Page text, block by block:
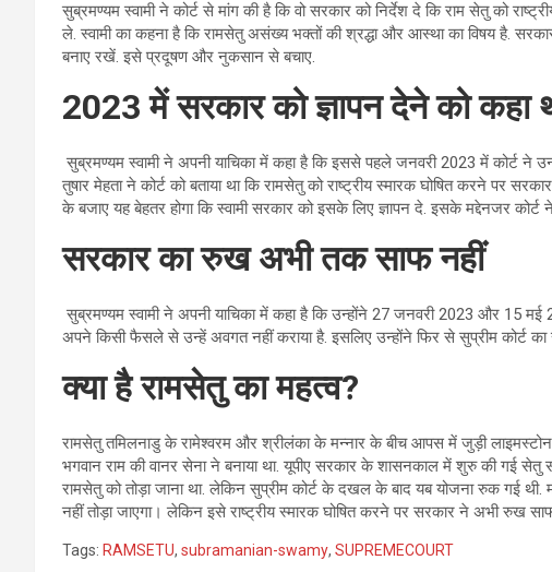
सुब्रमण्यम स्वामी ने कोर्ट से मांग की है कि वो सरकार को निर्देश दे कि राम सेतु को
ले. स्वामी का कहना है कि रामसेतु असंख्य भक्तों की श्रद्धा और आस्था का विषय है. सरकार
बनाए रखें. इसे प्रदूषण और नुकसान से बचाए.
2023 में सरकार को ज्ञापन देने को कहा
सुब्रमण्यम स्वामी ने अपनी याचिका में कहा है कि इससे पहले जनवरी 2023 में कोर्ट ने
तुषार मेहता ने कोर्ट को बताया था कि रामसेतु को राष्ट्रीय स्मारक घोषित करने पर
के बजाए यह बेहतर होगा कि स्वामी सरकार को इसके लिए ज्ञापन दे. इसके मद्देनजर कोर्ट ने
सरकार का रुख अभी तक साफ नहीं
सुब्रमण्यम स्वामी ने अपनी याचिका में कहा है कि उन्होंने 27 जनवरी 2023 और 15
अपने किसी फैसले से उन्हें अवगत नहीं कराया है. इसलिए उन्होंने फिर से सुप्रीम कोर्ट
क्या है रामसेतु का महत्व?
रामसेतु तमिलनाडु के रामेश्वरम और श्रीलंका के मन्नार के बीच आपस में जुड़ी
भगवान राम की वानर सेना ने बनाया था. यूपीए सरकार के शासनकाल में शुरु की गई सेतु
रामसेतु को तोड़ा जाना था. लेकिन सुप्रीम कोर्ट के दखल के बाद यब योजना रुक गई थी.
नहीं तोड़ा जाएगा। लेकिन इसे राष्ट्रीय स्मारक घोषित करने पर सरकार ने अभी रुख
Tags: RAMSETU, subramanian-swamy, SUPREMECOURT